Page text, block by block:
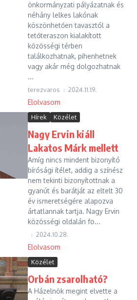
önkormányzati pályázatnak és
néhány lelkes lakónak
köszönhetően tavasztól a
tetőteraszon kialakított
közösségi térben
találkozhatnak, pihenhetnek
vagy akár még dolgozhatnak
...
terezvaros 2024.11.19.
Elolvasom
Hírek Közélet
Nagy Ervin kiáll
Lakatos Márk mellett
Amíg nincs mindent bizonyító
bírósági ítélet, addig a színész
nem tekinti bizonyítottnak a
gyanút és barátját az eltelt 30
év ismeretségére alapozva
ártatlannak tartja. Nagy Ervin
közösségi oldalán fo...
2024.10.28.
Elolvasom
Közélet
Orbán zsarolható?
A Házelnök megint elvette a